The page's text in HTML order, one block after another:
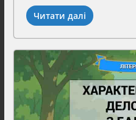
Читати далі